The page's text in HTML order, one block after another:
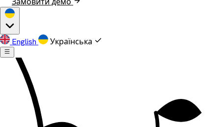
English Українська